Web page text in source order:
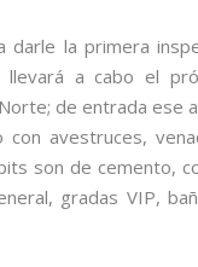
la primera
llevará a cabo el
de entrada ese
avestruces,
son de cemento,
gradas VIP,